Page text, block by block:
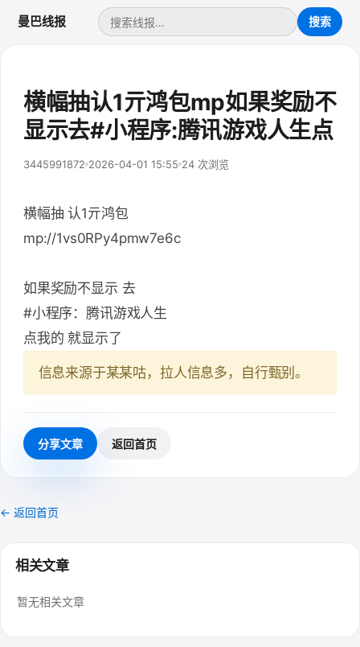
曼巴线报
横幅抽认1亓鸿包mp如果奖励不
显示去#小程序:腾讯游戏人生点
3445991872 2026-04-01 15:55 24 次浏览
横幅抽 认1亓鸿包
mp://1vs0RPy4pmw7e6c
如果奖励不显示 去
#小程序：腾讯游戏人生
点我的 就显示了
信息来源于某某咕，拉人信息多，自行甄别。
分享文章 返回首页
← 返回首页
相关文章
暂无相关文章